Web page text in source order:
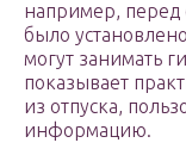
например, перед
было
могут занимать
показывает
из отпуска,
информацию.